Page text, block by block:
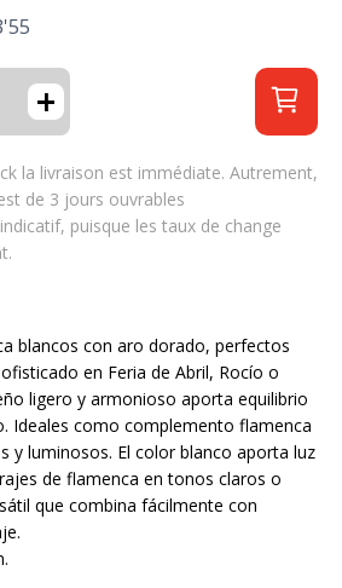
+
la livraison est immédiate. Autrement,
de 3 jours ouvrables
puisque les taux de change
blancos con aro dorado, perfectos
en Feria de Abril, Rocío o
ligero y armonioso aporta equilibrio
Ideales como complemento flamenca
y luminosos. El color blanco aporta luz
de flamenca en tonos claros o
que combina fácilmente con